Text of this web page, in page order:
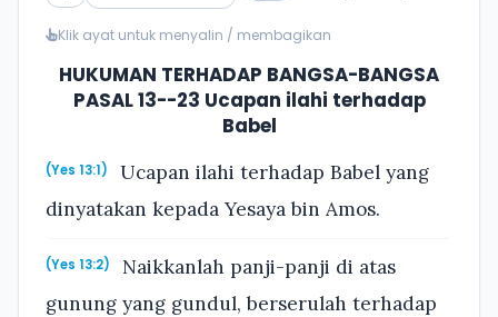
Klik ayat untuk menyalin / membagikan
HUKUMAN TERHADAP BANGSA-BANGSA
PASAL 13--23 Ucapan ilahi terhadap
Babel
(Yes 13:1)
Ucapan ilahi terhadap Babel yang
dinyatakan kepada Yesaya bin Amos.
(Yes 13:2)
Naikkanlah panji-panji di atas
gunung yang gundul, berserulah terhadap